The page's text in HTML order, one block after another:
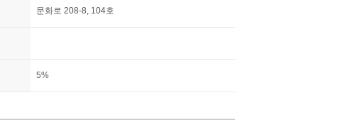
문화로 208-8, 104호
5%